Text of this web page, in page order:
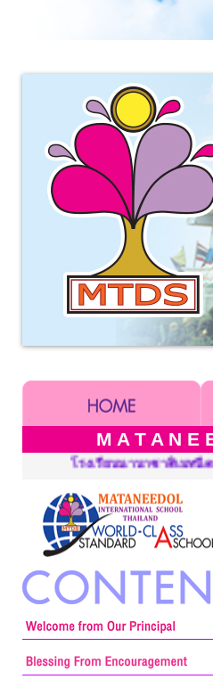
M A T A N E
ทย เปิดสอนระดับ เนอร์สเซอรี่ อนุ